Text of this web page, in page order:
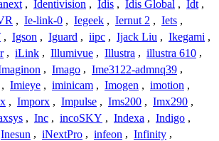
, Identivision , Idis , Idis Global , Idt ,
, Ie-link-0 , Iegeek , Iernut 2 , Iets ,
, Igson , Iguard , iipc , Ijack Liu , Ikegami ,
, iLink , Illumivue , Illustra , illustra 610 ,
, Imago , Ime3122-admnq39 ,
, Imieye , iminicam , Imogen , imotion ,
, Imporx , Impulse , Ims200 , Imx290 ,
, Inc , incoSKY , Indexa , Indigo ,
Inesun , iNextPro , infeon , Infinity ,